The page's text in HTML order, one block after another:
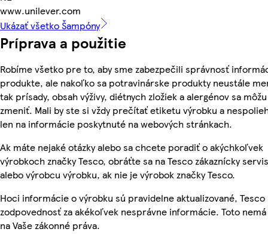
www.unilever.com
Ukázať všetko Šampóny
Príprava a použitie
Robíme všetko pre to, aby sme zabezpečili správnosť
produkte, ale nakoľko sa potravinárske produkty neustále
tak prísady, obsah výživy, diétnych zložiek a alergénov sa môžu
zmeniť. Mali by ste si vždy prečítať etiketu výrobku a
len na informácie poskytnuté na webových stránkach.
Ak máte nejaké otázky alebo sa chcete poradiť o akýchkoľvek
výrobkoch značky Tesco, obráťte sa na Tesco zákaznícky
alebo výrobcu výrobku, ak nie je výrobok značky Tesco.
Hoci informácie o výrobku sú pravidelne aktualizované, Tesco
zodpovednosť za akékoľvek nesprávne informácie. Toto
na Vaše zákonné práva.